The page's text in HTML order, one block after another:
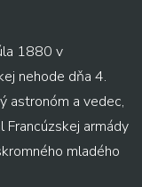
1880 v
nehode dňa 4.
astronóm a vedec,
armády
mladého